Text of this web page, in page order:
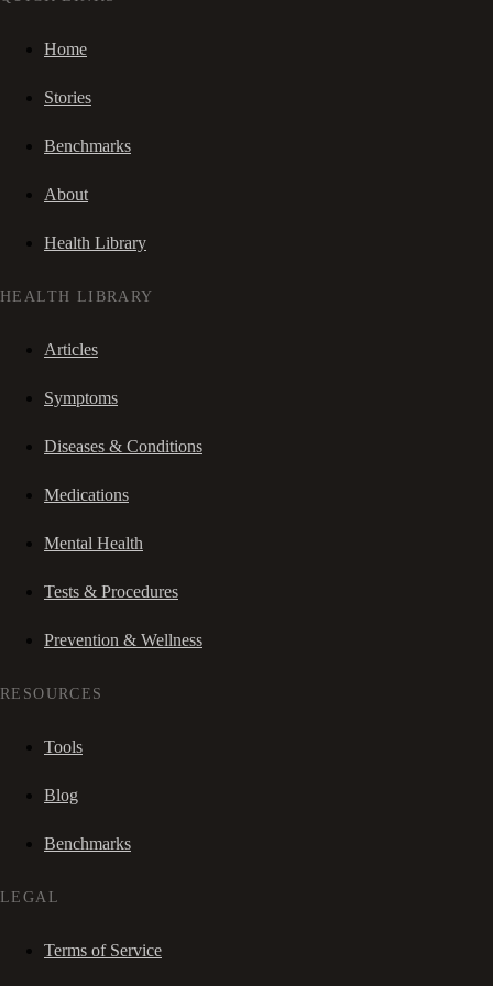
Home
Stories
Benchmarks
About
Health Library
HEALTH LIBRARY
Articles
Symptoms
Diseases & Conditions
Medications
Mental Health
Tests & Procedures
Prevention & Wellness
RESOURCES
Tools
Blog
Benchmarks
LEGAL
Terms of Service